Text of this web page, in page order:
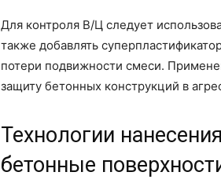
Для контроля В/Ц следует
также добавлять
потери подвижности смеси.
защиту бетонных конструкций в
Технологии
бетонные